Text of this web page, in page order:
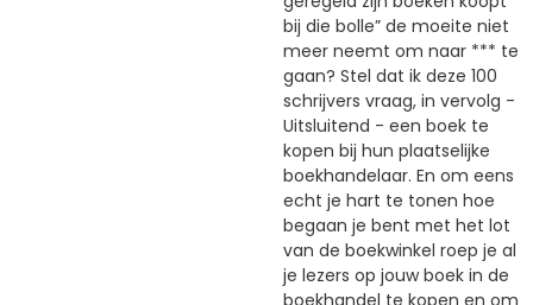
bij die bolle” de moeite niet
meer neemt om naar *** te
gaan? Stel dat ik deze 100
schrijvers vraag, in vervolg -
Uitsluitend - een boek te
kopen bij hun plaatselijke
boekhandelaar. En om eens
echt je hart te tonen hoe
begaan je bent met het lot
van de boekwinkel roep je al
je lezers op jouw boek in de